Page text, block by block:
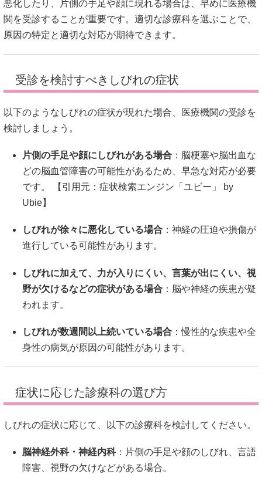
悪化したり、片側の手足や顔に現れる場合は、早めに医療機
関を受診することが重要です。 適切な診療科を選ぶことで、
原因の特定と適切な対応が期待できます。
受診を検討すべきしびれの症状
以下のようなしびれの症状が現れた場合、医療機関の受診を
検討しましょう。
片側の手足や顔にしびれがある場合 ： 脳梗塞や脳出血な
どの脳血管障害の可能性があるため、早急な対応が必要
です。
【引用元： 症状検索エンジン「ユビー」 by
Ubie】
しびれが徐々に悪化している場合 ： 神経の圧迫や損傷が
進行している可能性があります。
しびれに加えて、力が入りにくい、言葉が出にくい、視
野が欠けるなどの症状がある場合 ： 脳や神経の疾患が疑
われます。
しびれが数週間以上続いている場合 ：慢性的な疾患や全
身性の病気が原因の可能性があります。
症状に応じた診療科の選び方
しびれの症状に応じて、以下の診療科を検討してください。
脳神経外科・神経内科： 片側の手足や顔のしびれ、言語
障害、視野の欠けなどがある場合。